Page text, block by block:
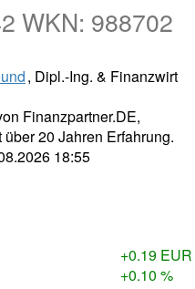
WKN: 988702
, Dipl.-Ing. & Finanzwirt
Finanzpartner.DE,
20 Jahren Erfahrung.
18:55
+0.19 EUR
+0.10 %